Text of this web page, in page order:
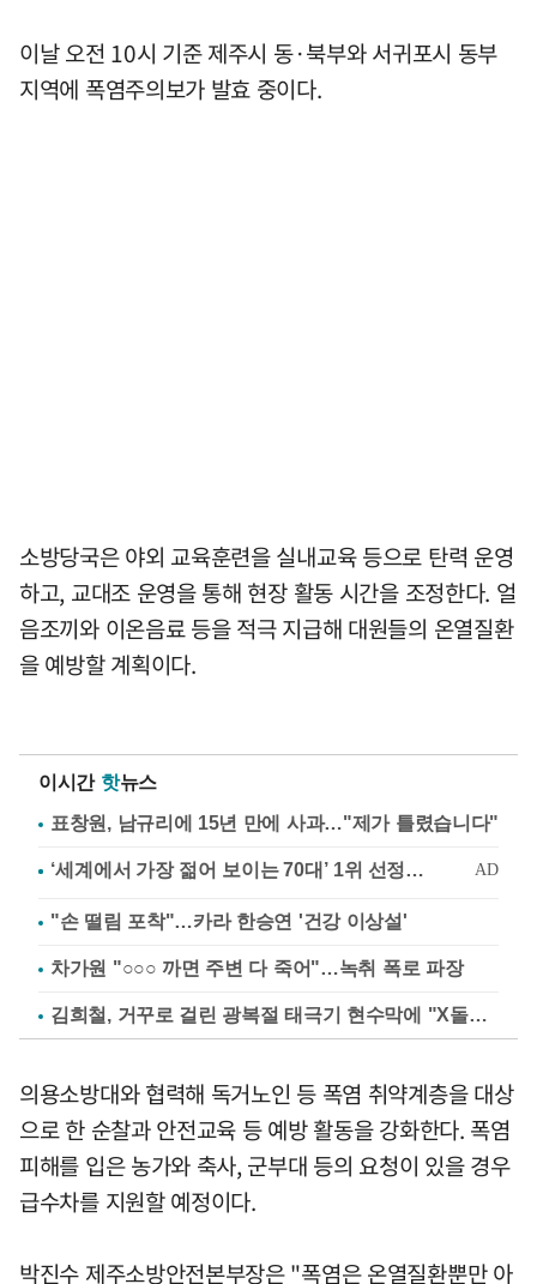
이날 오전 10시 기준 제주시 동·북부와 서귀포시 동부
지역에 폭염주의보가 발효 중이다.
소방당국은 야외 교육훈련을 실내교육 등으로 탄력 운영
하고, 교대조 운영을 통해 현장 활동 시간을 조정한다. 얼
음조끼와 이온음료 등을 적극 지급해 대원들의 온열질환
을 예방할 계획이다.
이시간 핫뉴스
표창원, 남규리에 15년 만에 사과…"제가 틀렸습니다"
"손 떨림 포착"…카라 한승연 '건강 이상설'
차가원 "○○○ 까면 주변 다 죽어"…녹취 폭로 파장
김희철, 거꾸로 걸린 광복절 태극기 현수막에 "X돌았네"
의용소방대와 협력해 독거노인 등 폭염 취약계층을 대상
으로 한 순찰과 안전교육 등 예방 활동을 강화한다. 폭염
피해를 입은 농가와 축사, 군부대 등의 요청이 있을 경우
급수차를 지원할 예정이다.
박진수 제주소방안전본부장은 "폭염은 온열질환뿐만 아